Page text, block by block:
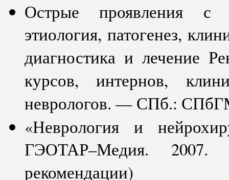
Острые проявления с
этиология, патогенез,
диагностика и лечение
курсов, интернов,
неврологов. — СПб.:
«Неврология и
ГЭОТАР–Медия.
рекомендации)